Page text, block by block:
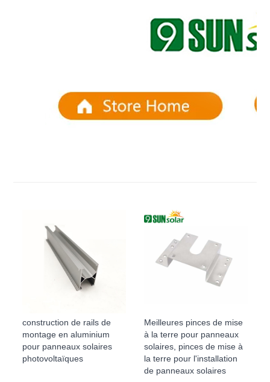
construction de rails de
montage en aluminium
pour panneaux solaires
photovoltaïques
Meilleures pinces de mise
à la terre pour panneaux
solaires, pinces de mise à
la terre pour l'installation
de panneaux solaires